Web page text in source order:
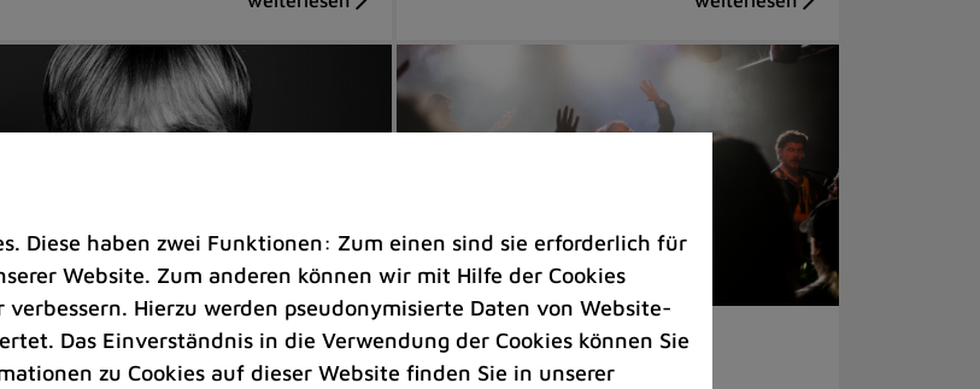
Veranstaltungen
Diese haben zwei Funktionen: Zum einen sind sie erforderlich für
Website. Zum anderen können wir mit Hilfe der Cookies
Hierzu werden pseudonymisierte Daten von Website-
Das Einverständnis in die Verwendung der Cookies können Sie
zu Cookies auf dieser Website finden Sie in unserer